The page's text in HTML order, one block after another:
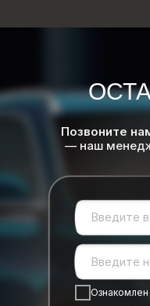
Ознакомлен
Позвоните
— наш